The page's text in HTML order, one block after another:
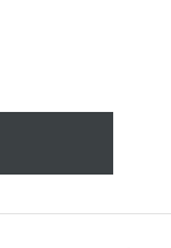
ト ジェルライナ
イナーもカーキ色